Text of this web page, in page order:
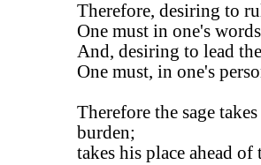
Therefore, desiring to
One must in one's
And, desiring to lead
One must, in one's
Therefore the sage
burden;
takes his place ahead of